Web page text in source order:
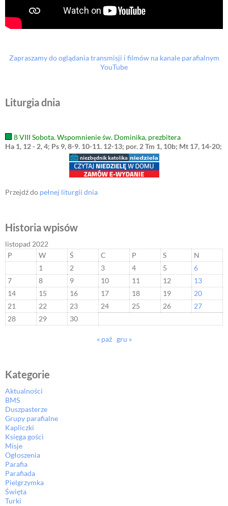
Zapraszamy do oglądania transmisji i filmów na kanale parafialnym
YouTube
Liturgia dnia
8 VIII Sobota. Wspomnienie św. Dominika, prezbitera
Ha 1, 12 - 2, 4; Ps 9, 8-9. 10-11. 12-13; por. 2 Tm 1, 10b; Mt 17, 14-20;
Przejdź do pełnej liturgii dnia
Historia wpisów
listopad 2022
P
W Ś C P S
N
1
2 3 4 5
6
7
8 9 10 11 12
13
14
15 16 17 18 19
20
21
22 23 24 25 26
27
28
29 30
« paź gru »
Kategorie
Aktualności
BMS
Duszpasterze
Grupy parafialne
Kapliczki
Księga gości
Misje
Ogłoszenia
Parafia
Parafiada
Pielgrzymka
Święta
Turki